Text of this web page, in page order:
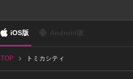
iOS版
TOP トミカシティ